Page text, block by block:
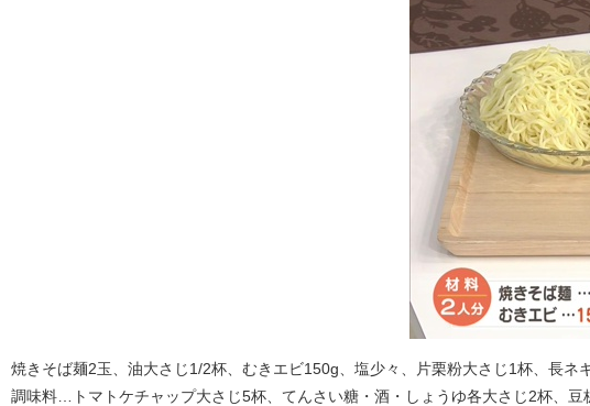
焼きそば麺2玉、油大さじ1/2杯、むきエビ150g、塩少々、片栗粉大さじ1杯、長
調味料…トマトケチャップ大さじ5杯、てんさい糖・酒・しょうゆ各大さじ2杯、豆